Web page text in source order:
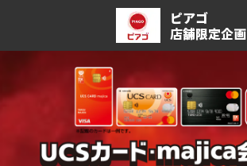
ピアゴ
店舗限定企画